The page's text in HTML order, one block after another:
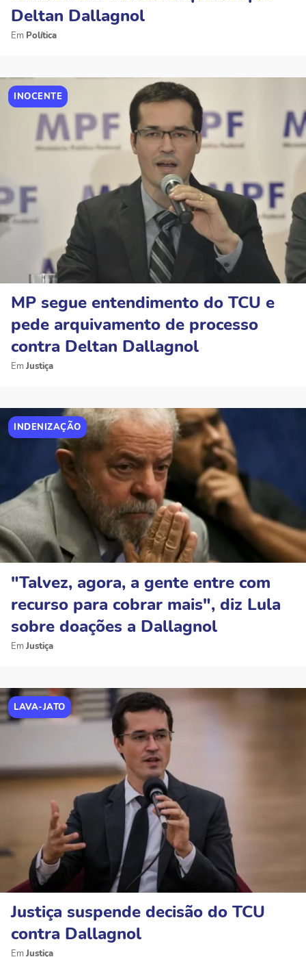
Deltan Dallagnol
Política
INOCENTE
MP segue entendimento do TCU e
pede arquivamento de processo
contra Deltan Dallagnol
Justiça
INDENIZAÇÃO
"Talvez, agora, a gente entre com
recurso para cobrar mais", diz Lula
sobre doações a Dallagnol
Justiça
LAVA-JATO
Justiça suspende decisão do TCU
contra Dallagnol
Justiça